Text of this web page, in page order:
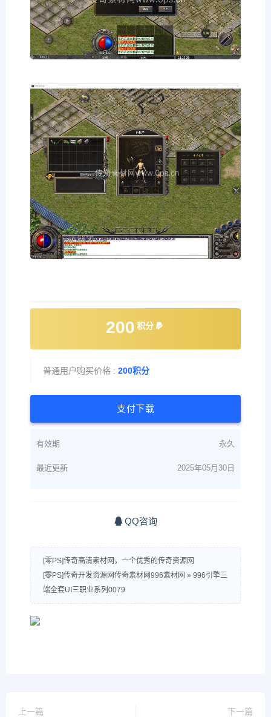
200 积分
普通用户购买价格 : 200积分
支付下载
有效期 永久
最近更新 2025年05月30日
QQ咨询
[零PS]传奇高清素材网，一个优秀的传奇资源网
[零PS]传奇开发资源网传奇素材网996素材网 » 996引擎三
端全套UI三职业系列0079
上一篇
下一篇